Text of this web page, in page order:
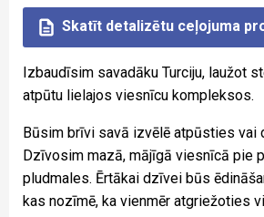
Skatīt detalizētu ceļojuma
Izbaudīsim savadāku Turciju, laužot
atpūtu lielajos viesnīcu kompleksos.
Būsim brīvi savā izvēlē atpūsties vai
Dzīvosim mazā, mājīgā viesnīcā pie
pludmales. Ērtākai dzīvei būs
kas nozīmē, ka vienmēr atgriežoties